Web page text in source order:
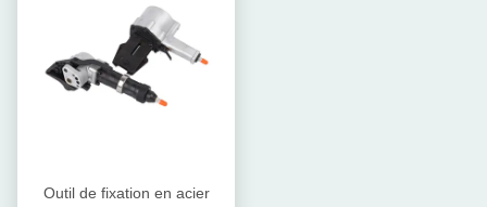
Outil de fixation en acier